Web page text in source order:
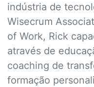
indústria de
Wisecrum
of Work, Rick
através de
coaching de
formação